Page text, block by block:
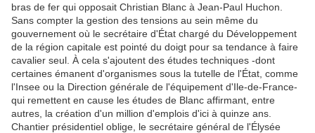
bras de fer qui opposait Christian Blanc à Jean-Paul Huchon.
Sans compter la gestion des tensions au sein même du
gouvernement où le secrétaire d'État chargé du Développement
de la région capitale est pointé du doigt pour sa tendance à faire
cavalier seul. À cela s'ajoutent des études techniques -dont
certaines émanent d'organismes sous la tutelle de l'État, comme
l'Insee ou la Direction générale de l'équipement d'Ile-de-France-
qui remettent en cause les études de Blanc affirmant, entre
autres, la création d'un million d'emplois d'ici à quinze ans.
Chantier présidentiel oblige, le secrétaire général de l'Élysée